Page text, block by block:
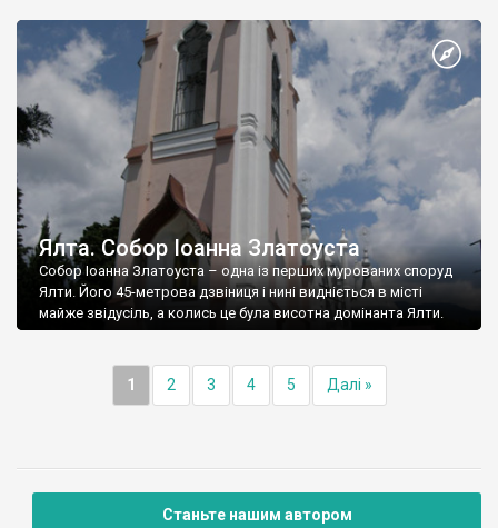
Ялта. Собор Іоанна Златоуста
Собор Іоанна Златоуста – одна із перших мурованих споруд
Ялти. Його 45-метрова дзвіниця і нині видніється в місті
майже звідусіль, а колись це була висотна домінанта Ялти.
1 2 3 4 5 Далі »
Станьте нашим автором